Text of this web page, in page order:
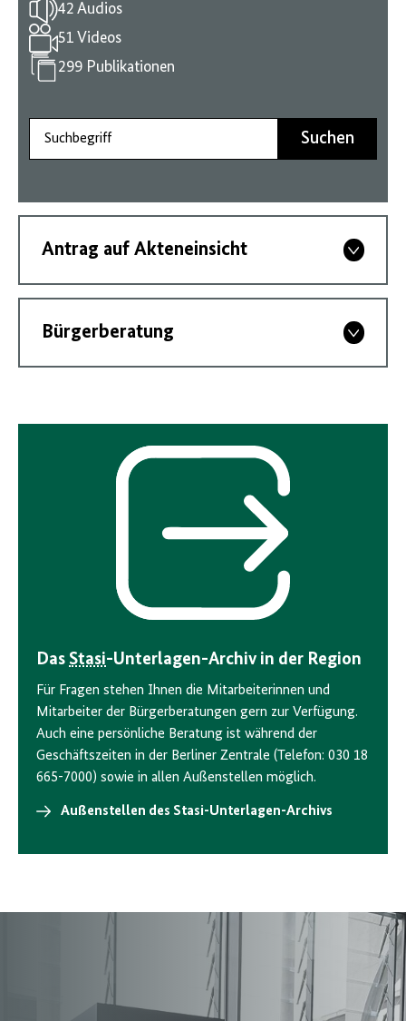
42 Audios
51 Videos
299 Publikationen
Suchen
Antrag auf Akteneinsicht
Bürgerberatung
Interner
Das Stasi-Unterlagen-Archiv in der Region
Für Fragen stehen Ihnen die Mitarbeiterinnen und
Mitarbeiter der Bürgerberatungen gern zur Verfügung.
Auch eine persönliche Beratung ist während der
Geschäftszeiten in der Berliner Zentrale (Telefon: 030 18
665-7000) sowie in allen Außenstellen möglich.
Außenstellen des Stasi-Unterlagen-Archivs